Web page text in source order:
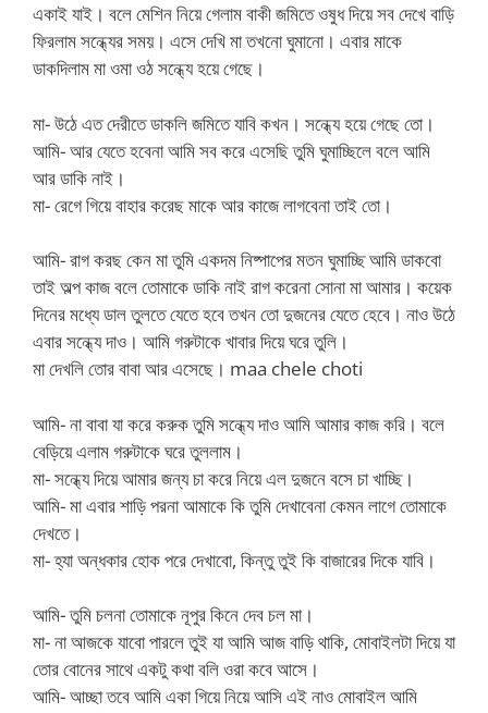
একাই যাই। বলে মেশিন নিয়ে গেলাম বাকী জমিতে ওষুধ দিয়ে সব দেখে বাড়ি
ফিরলাম সন্ধ্যের সময়। এসে দেখি মা তখনো ঘুমানো। এবার মাকে
ডাকদিলাম মা ওমা ওঠ সন্ধ্যে হয়ে গেছে।
মা- উঠে এত দেরীতে ডাকলি জমিতে যাবি কখন। সন্ধ্যে হয়ে গেছে তো।
আমি- আর যেতে হবেনা আমি সব করে এসেছি তুমি ঘুমাচ্ছিলে বলে আমি
আর ডাকি নাই।
মা- রেগে গিয়ে বাহার করেছ মাকে আর কাজে লাগবেনা তাই তো।
আমি- রাগ করছ কেন মা তুমি একদম নিষ্পাপের মতন ঘুমাচ্ছি আমি ডাকবো
তাই অল্প কাজ বলে তোমাকে ডাকি নাই রাগ করেনা সোনা মা আমার। কয়েক
দিনের মধ্যে ডাল তুলতে যেতে হবে তখন তো দুজনের যেতে হেবে। নাও উঠে
এবার সন্ধ্যে দাও। আমি গরুটাকে খাবার দিয়ে ঘরে তুলি।
মা দেখলি তোর বাবা আর এসেছে। maa chele choti
আমি- না বাবা যা করে করুক তুমি সন্ধ্যে দাও আমি আমার কাজ করি। বলে
বেড়িয়ে এলাম গরুটাকে ঘরে তুললাম।
মা- সন্ধ্যে দিয়ে আমার জন্য চা করে নিয়ে এল দুজনে বসে চা খাচ্ছি।
আমি- মা এবার শাড়ি পরনা আমাকে কি তুমি দেখাবেনা কেমন লাগে তোমাকে
দেখতে।
মা- হ্যা অন্ধকার হোক পরে দেখাবো, কিন্তু তুই কি বাজারের দিকে যাবি।
আমি- তুমি চলনা তোমাকে নূপুর কিনে দেব চল মা।
মা- না আজকে যাবো পারলে তুই যা আমি আজ বাড়ি থাকি, মোবাইলটা দিয়ে যা
তোর বোনের সাথে একটু কথা বলি ওরা কবে আসে।
আমি- আচ্ছা তবে আমি একা গিয়ে নিয়ে আসি এই নাও মোবাইল আমি